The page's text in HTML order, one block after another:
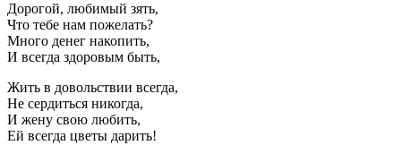
Дорогой, любимый зять,
Что тебе нам пожелать?
Много денег накопить,
И всегда здоровым быть,
Жить в довольствии всегда,
Не сердиться никогда,
И жену свою любить,
Ей всегда цветы дарить!